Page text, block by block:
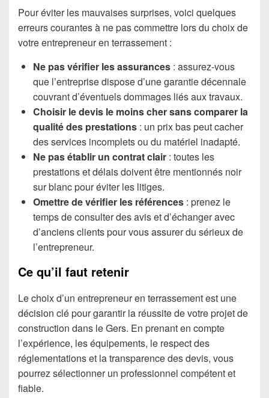
Pour éviter les mauvaises surprises, voici quelques
erreurs courantes à ne pas commettre lors du choix de
votre entrepreneur en terrassement :
Ne pas vérifier les assurances : assurez-vous
que l’entreprise dispose d’une garantie décennale
couvrant d’éventuels dommages liés aux travaux.
Choisir le devis le moins cher sans comparer la
qualité des prestations : un prix bas peut cacher
des services incomplets ou du matériel inadapté.
Ne pas établir un contrat clair : toutes les
prestations et délais doivent être mentionnés noir
sur blanc pour éviter les litiges.
Omettre de vérifier les références : prenez le
temps de consulter des avis et d’échanger avec
d’anciens clients pour vous assurer du sérieux de
l’entrepreneur.
Ce qu’il faut retenir
Le choix d’un entrepreneur en terrassement est une
décision clé pour garantir la réussite de votre projet de
construction dans le Gers. En prenant en compte
l’expérience, les équipements, le respect des
réglementations et la transparence des devis, vous
pourrez sélectionner un professionnel compétent et
fiable.